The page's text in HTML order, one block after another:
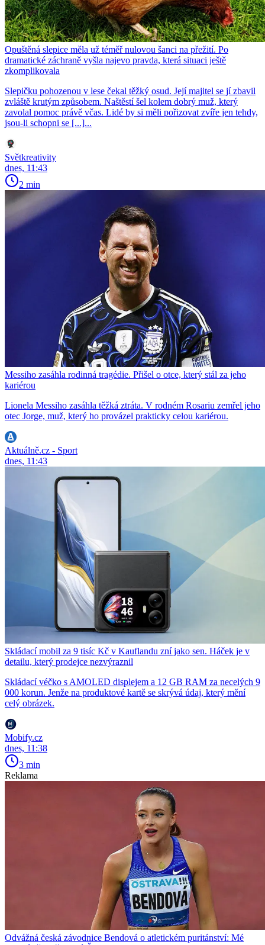
Opuštěná slepice měla už téměř nulovou šanci na přežití. Po
dramatické záchraně vyšla najevo pravda, která situaci ještě
zkomplikovala
Slepičku pohozenou v lese čekal těžký osud. Její majitel se jí zbavil
zvláště krutým způsobem. Naštěstí šel kolem dobrý muž, který
zavolal pomoc právě včas. Lidé by si měli pořizovat zvíře jen tehdy,
jsou-li schopni se [...]...
Světkreativity
dnes, 11:43
2 min
Messiho zasáhla rodinná tragédie. Přišel o otce, který stál za jeho
kariérou
Lionela Messiho zasáhla těžká ztráta. V rodném Rosariu zemřel jeho
otec Jorge, muž, který ho provázel prakticky celou kariérou.
Aktuálně.cz - Sport
dnes, 11:43
Skládací mobil za 9 tisíc Kč v Kauflandu zní jako sen. Háček je v
detailu, který prodejce nezvýraznil
Skládací véčko s AMOLED displejem a 12 GB RAM za necelých 9
000 korun. Jenže na produktové kartě se skrývá údaj, který mění
celý obrázek.
Mobify.cz
dnes, 11:38
3 min
Reklama
Odvážná česká závodnice Bendová o atletickém puritánství: Mé